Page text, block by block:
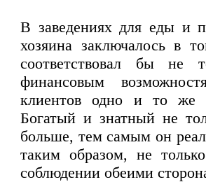
В заведениях для еды и
хозяина заключалось в
соответствовал бы не
финансовым
клиентов одно и то же
Богатый и знатный не
больше, тем самым он
таким образом, не
соблюдении обеими